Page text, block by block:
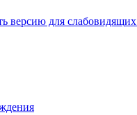
версию для слабовидящих